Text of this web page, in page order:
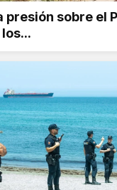
presión sobre el